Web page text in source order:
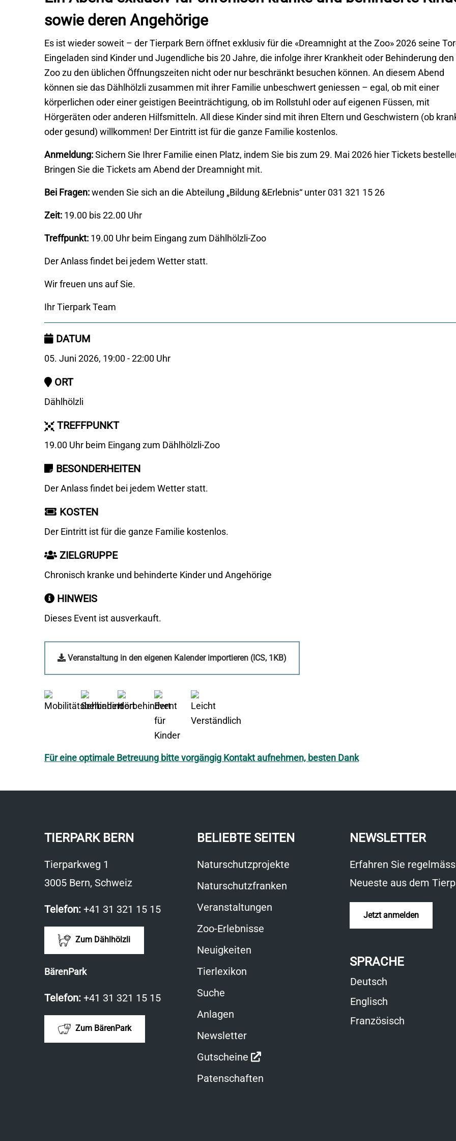
sowie deren Angehörige
Es ist wieder soweit – der Tierpark Bern öffnet exklusiv für die «Dreamnight at the Zoo» 2026 seine
Eingeladen sind Kinder und Jugendliche bis 20 Jahre, die infolge ihrer Krankheit oder Behinderung den
Zoo zu den üblichen Öffnungszeiten nicht oder nur beschränkt besuchen können. An diesem Abend
können sie das Dählhölzli zusammen mit ihrer Familie unbeschwert geniessen – egal, ob mit einer
körperlichen oder einer geistigen Beeinträchtigung, ob im Rollstuhl oder auf eigenen Füssen, mit
Hörgeräten oder anderen Hilfsmitteln. All diese Kinder sind mit ihren Eltern und Geschwistern (ob
oder gesund) willkommen! Der Eintritt ist für die ganze Familie kostenlos.
Anmeldung:Sichern Sie Ihrer Familie einen Platz, indem Sie bis zum 29. Mai 2026 hier Tickets
Bringen Sie die Tickets am Abend der Dreamnight mit.
Bei Fragen:wenden Sie sich an die Abteilung „Bildung &Erlebnis“ unter 031 321 15 26
Zeit: 19.00 bis 22.00 Uhr
Treffpunkt: 19.00 Uhr beim Eingang zum Dählhölzli-Zoo
Der Anlass findet bei jedem Wetter statt.
Wir freuen uns auf Sie.
Ihr Tierpark Team
DATUM
05. Juni 2026, 19:00 - 22:00 Uhr
ORT
Dählhölzli
TREFFPUNKT
19.00 Uhr beim Eingang zum Dählhölzli-Zoo
BESONDERHEITEN
Der Anlass findet bei jedem Wetter statt.
KOSTEN
Der Eintritt ist für die ganze Familie kostenlos.
ZIELGRUPPE
Chronisch kranke und behinderte Kinder und Angehörige
HINWEIS
Dieses Event ist ausverkauft.
Veranstaltung in den eigenen Kalender importieren (ICS, 1KB)
Für eine optimale Betreuung bitte vorgängig Kontakt aufnehmen, besten Dank
TIERPARK BERN
Tierparkweg 1
3005 Bern, Schweiz
Telefon: +41 31 321 15 15
Zum Dählhölzli
BärenPark
Telefon: +41 31 321 15 15
Zum BärenPark
BELIEBTE SEITEN
Naturschutzprojekte
Naturschutzfranken
Veranstaltungen
Zoo-Erlebnisse
Neuigkeiten
Tierlexikon
Suche
Anlagen
Newsletter
Gutscheine
Link
öffnet
Patenschaften
NEWSLETTER
Erfahren Sie
Neueste aus dem
Jetzt anmelden
SPRACHE
Deutsch
Englisch
Französisch